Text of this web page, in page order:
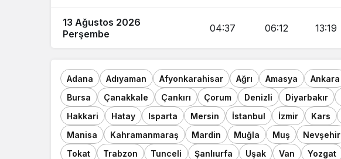
13 Ağustos 2026
Perşembe
04:37 06:12 13:19
Adana Adıyaman Afyonkarahisar Ağrı Amasya Ankara
Bursa
Çanakkale Çankırı Çorum Denizli Diyarbakır
Hakkari
Hatay Isparta Mersin İstanbul İzmir Kars
Manisa
Kahramanmaraş Mardin Muğla Muş Nevşehir
Tokat
Trabzon Tunceli Şanlıurfa Uşak Van Yozgat